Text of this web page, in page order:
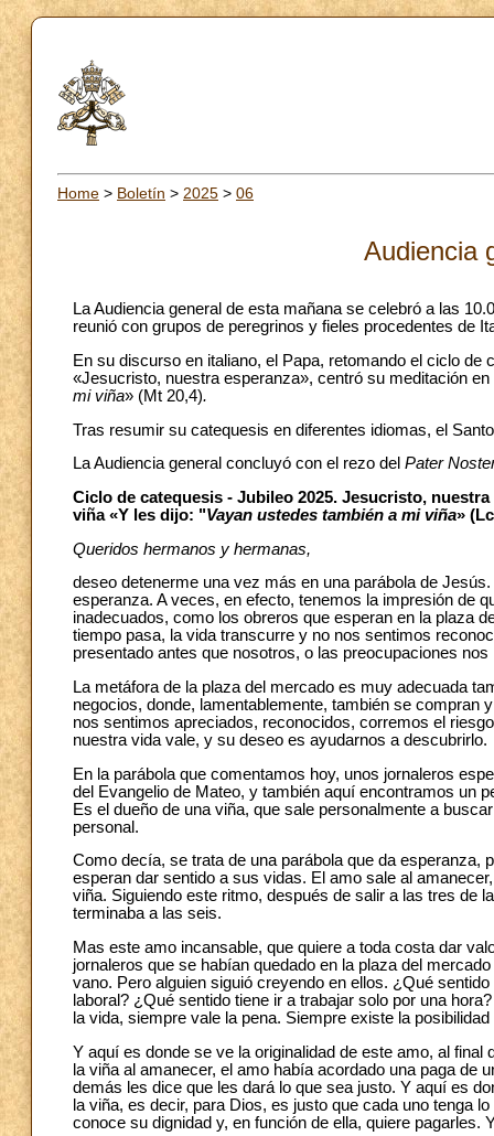
Home > Boletín > 2025 > 06
Audiencia
La Audiencia general de esta mañana se celebró a las
reunió con grupos de peregrinos y fieles procedentes de
En su discurso en italiano, el Papa, retomando el ciclo de
«Jesucristo, nuestra esperanza», centró su meditación
mi viña» (Mt 20,4).
Tras resumir su catequesis en diferentes idiomas, el
La Audiencia general concluyó con el rezo del Pater
Ciclo de catequesis - Jubileo 2025. Jesucristo,
viña «Y les dijo: "Vayan ustedes también a mi viña»
Queridos hermanos y hermanas,
deseo detenerme una vez más en una parábola de
esperanza. A veces, en efecto, tenemos la impresión de
inadecuados, como los obreros que esperan en la plaza
tiempo pasa, la vida transcurre y no nos sentimos
presentado antes que nosotros, o las preocupaciones nos
La metáfora de la plaza del mercado es muy adecuada
negocios, donde, lamentablemente, también se compran
nos sentimos apreciados, reconocidos, corremos el
nuestra vida vale, y su deseo es ayudarnos a descubrirlo.
En la parábola que comentamos hoy, unos jornaleros
del Evangelio de Mateo, y también aquí encontramos un
Es el dueño de una viña, que sale personalmente a
personal.
Como decía, se trata de una parábola que da
esperan dar sentido a sus vidas. El amo sale al
viña. Siguiendo este ritmo, después de salir a las tres de
terminaba a las seis.
Mas este amo incansable, que quiere a toda costa dar
jornaleros que se habían quedado en la plaza del
vano. Pero alguien siguió creyendo en ellos. ¿Qué
laboral? ¿Qué sentido tiene ir a trabajar solo por una
la vida, siempre vale la pena. Siempre existe la
Y aquí es donde se ve la originalidad de este amo, al
la viña al amanecer, el amo había acordado una paga de
demás les dice que les dará lo que sea justo. Y aquí es
la viña, es decir, para Dios, es justo que cada uno tenga
conoce su dignidad y, en función de ella, quiere pagarles.